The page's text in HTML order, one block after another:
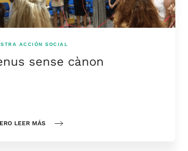
ACCIÓN SOCIAL
sense cànon
LEER MÁS